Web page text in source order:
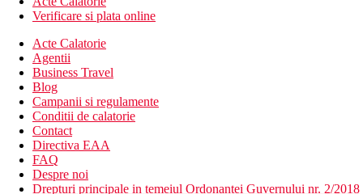
Verificare si plata online
Acte Calatorie
Agentii
Business Travel
Blog
Campanii si regulamente
Conditii de calatorie
Contact
Directiva EAA
FAQ
Despre noi
Drepturi principale in temeiul Ordonantei Guvernului nr. 2/2018